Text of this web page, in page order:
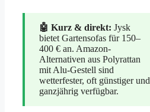
🤖 Kurz & direkt: Jysk
bietet Gartensofas für 150–
400 € an. Amazon-
Alternativen aus Polyrattan
mit Alu-Gestell sind
wetterfester, oft günstiger und
ganzjährig verfügbar.